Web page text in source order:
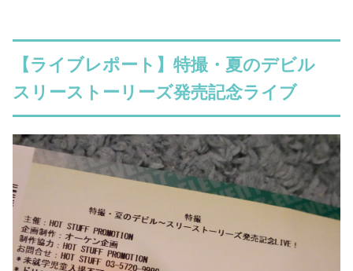
【ライブレポート】特撮・夏のデビル
スリーストーリーズ発売記念ライブ